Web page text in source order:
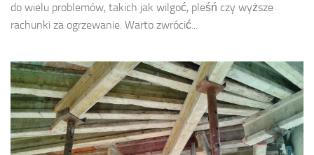
do wielu problemów, takich jak wilgoć, pleśń czy wyższe
rachunki za ogrzewanie. Warto zwrócić...